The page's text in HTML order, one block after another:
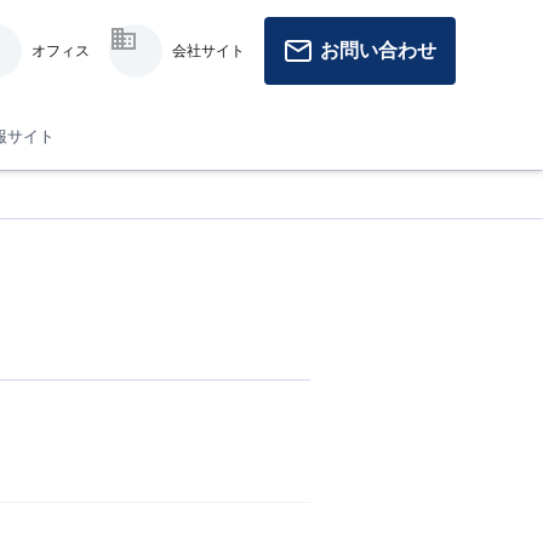
オフィス 会社サイト お問い合わせ
サイト